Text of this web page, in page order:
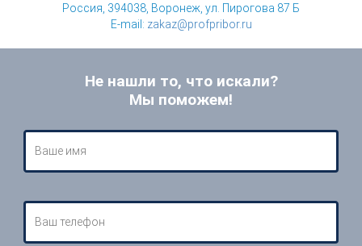
Россия, 394038, Воронеж, ул. Пирогова 87 Б
E-mail: zakaz@profpribor.ru
Не нашли то, что искали?
Мы поможем!